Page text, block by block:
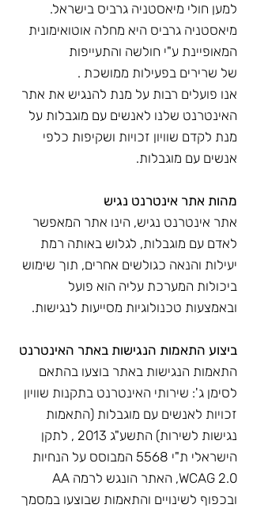
למען חולי מיאסטניה גרביס בישראל.
מיאסטניה גרביס היא מחלה אוטואימונית
המאופיינת ע"י חולשה והתעייפות
של שרירים בפעילות ממושכת .
אנו פועלים רבות על מנת להנגיש את אתר
האינטרנט שלנו לאנשים עם מוגבלות על
מנת לקדם שוויון זכויות ושקיפות כלפי
אנשים עם מוגבלות.
מהות אתר אינטרנט נגיש
אתר אינטרנט נגיש, הינו אתר המאפשר
לאדם עם מוגבלות, לגלוש באותה רמת
יעילות והנאה כגולשים אחרים, תוך שימוש
ביכולות המערכת עליה הוא פועל
ובאמצעות טכנולוגיות מסייעות לנגישות.
ביצוע התאמות הנגישות באתר האינטרנט
התאמות הנגישות באתר בוצעו בהתאם
לסימן ג': שירותי האינטרנט בתקנות שוויון
זכויות לאנשים עם מוגבלות (התאמות
נגישות לשירות) התשע"ג 2013 , לתקן
הישראלי ת"י 5568 המבוסס על הנחיות
WCAG 2.0, האתר הונגש לרמה AA
ובכפוף לשינויים והתאמות שבוצעו במסמך